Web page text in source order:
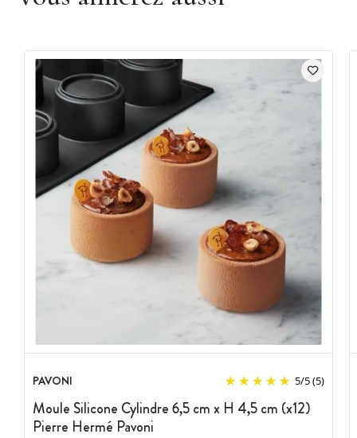
PAVONI 5/5(5)
Moule Silicone Cylindre 6,5 cm x H 4,5 cm (x12)
Pierre Hermé Pavoni